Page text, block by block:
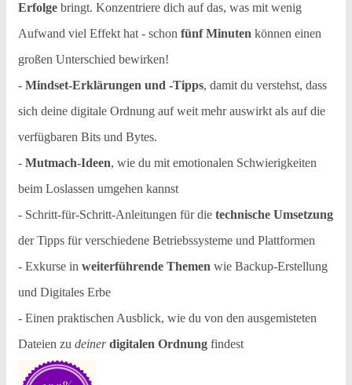
Erfolge bringt. Konzentriere dich auf das, was mit wenig
Aufwand viel Effekt hat - schon fünf Minuten können einen
großen Unterschied bewirken!
- Mindset-Erklärungen und -Tipps, damit du verstehst, dass
sich deine digitale Ordnung auf weit mehr auswirkt als auf die
verfügbaren Bits und Bytes.
- Mutmach-Ideen, wie du mit emotionalen Schwierigkeiten
beim Loslassen umgehen kannst
- Schritt-für-Schritt-Anleitungen für die technische Umsetzung
der Tipps für verschiedene Betriebssysteme und Plattformen
- Exkurse in weiterführende Themen wie Backup-Erstellung
und Digitales Erbe
- Einen praktischen Ausblick, wie du von den ausgemisteten
Dateien zu deinerdigitalen Ordnung findest